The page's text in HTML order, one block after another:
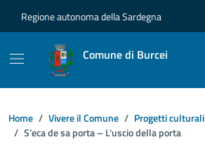
Regione autonoma della Sardegna
Comune di Burcei
Home Vivere il Comune Progetti culturali
S’eca de sa porta – L'uscio della porta